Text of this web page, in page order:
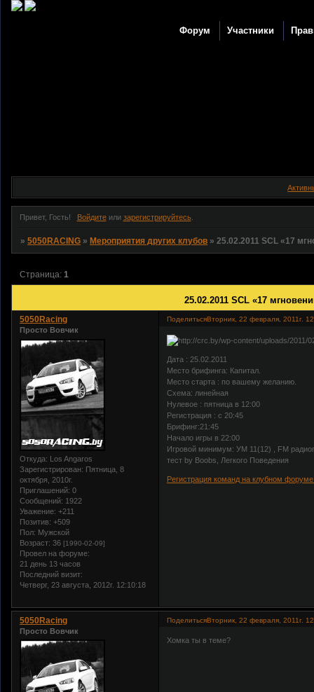
Форум Участники
Привет, Гость! Войдитеили зарегистрируйтесь.
»5050RACING » Мероприятия других клубов »25.02.2011 SCL «17
25.02.2011 SCL «17
Страница:1
ПоделитьсяВторник, 22 февраля, 2011г.
5050Racing
Просто Вовчик
Откуда: Los Angaros
Зарегистрирован: Пятница, 8
октября, 2010г.
Приглашений: 0
Сообщений: 1922
Уважение: +211
Позитив: +509
Пол: Мужской
Возраст: 36 [1990-02-09]
Провел на форуме:
21 день 13 часов
Последний визит:
Четверг, 23 августа, 2012г. 12:10:18
Дата : 25.02.2011
Место брифинга: Капитал.
Место старта : по вашему желанию.
Схема: линейная
Нулевое : пятница в 12:00
Регистрация : с 20:45
Брифинг:21:45
Начало игры в 22:00
Игровой минимум: УМ 11(12) , FM
тест by Boobs, Легкого Поведения
Регистрация команд на клубном
ПоделитьсяВторник, 22 февраля, 2011г.
5050Racing
Просто Вовчик
Хомка ты в теме?